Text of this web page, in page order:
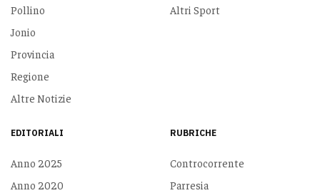
Pollino
Jonio
Provincia
Regione
Altre Notizie
Altri Sport
EDITORIALI
Anno 2025
Anno 2020
RUBRICHE
Controcorrente
Parresia